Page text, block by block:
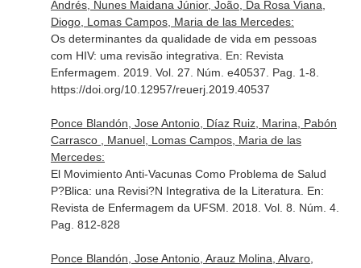
Andrés, Nunes Maidana Júnior, João, Da Rosa Viana,
Diogo, Lomas Campos, Maria de las Mercedes:
Os determinantes da qualidade de vida em pessoas
com HIV: uma revisão integrativa. En: Revista
Enfermagem . 2019. Vol. 27. Núm. e40537. Pag. 1-8.
https://doi.org/10.12957/reuerj.2019.40537
Ponce Blandón, Jose Antonio, Díaz Ruiz, Marina, Pabón
Carrasco , Manuel, Lomas Campos, Maria de las
Mercedes:
El Movimiento Anti-Vacunas Como Problema de Salud
P?Blica: una Revisi?N Integrativa de la Literatura. En:
Revista de Enfermagem da UFSM . 2018. Vol. 8. Núm. 4.
Pag. 812-828
Ponce Blandón, Jose Antonio, Arauz Molina, Alvaro,